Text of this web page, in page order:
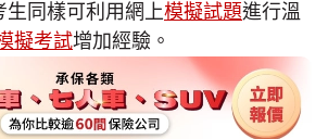
生同樣可利用網上模擬試題進行溫
擬考試增加經驗。